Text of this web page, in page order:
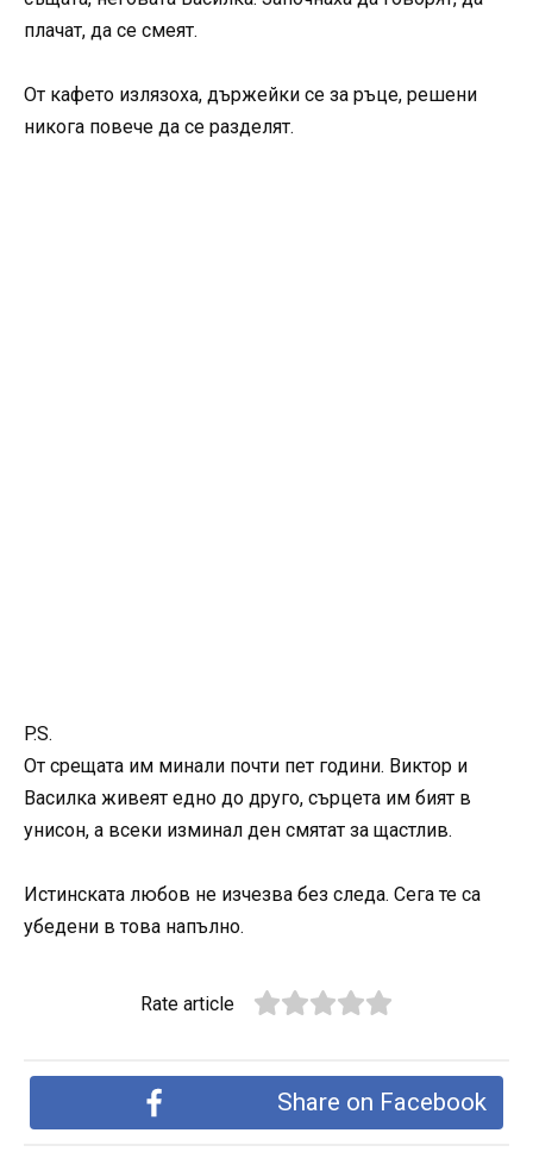
плачат, да се смеят.
От кафето излязоха, държейки се за ръце, решени
никога повече да се разделят.
P.S.
От срещата им минали почти пет години. Виктор и
Василка живеят едно до друго, сърцета им бият в
унисон, а всеки изминал ден смятат за щастлив.
Истинската любов не изчезва без следа. Сега те са
убедени в това напълно.
Rate article
Share on Facebook